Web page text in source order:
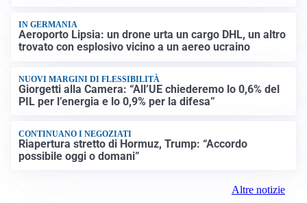
IN GERMANIA
Aeroporto Lipsia: un drone urta un cargo DHL, un altro
trovato con esplosivo vicino a un aereo ucraino
NUOVI MARGINI DI FLESSIBILITÀ
Giorgetti alla Camera: “All’UE chiederemo lo 0,6% del
PIL per l’energia e lo 0,9% per la difesa”
CONTINUANO I NEGOZIATI
Riapertura stretto di Hormuz, Trump: “Accordo
possibile oggi o domani”
Altre notizie